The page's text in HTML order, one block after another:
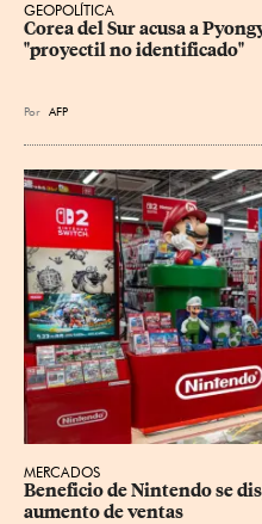
GEOPOLÍTICA
Corea del Sur acusa a
"proyectil no identificado"
Por AFP
MERCADOS
Beneficio de Nintendo se
aumento de ventas